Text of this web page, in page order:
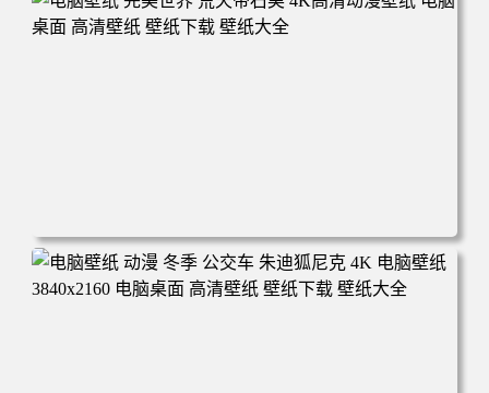
鹿野师姐 电脑桌面 高清壁纸 壁纸下载 壁纸大全
电脑壁纸 完美世界 荒天帝石昊 4K高清动漫壁纸 电脑桌面
高清壁纸 壁纸下载 壁纸大全